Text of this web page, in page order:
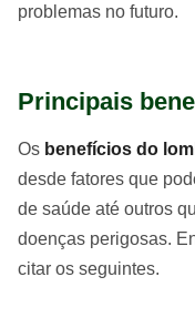
problemas no futuro.
Principais
Os benefícios do
desde fatores que
de saúde até outros
doenças perigosas.
citar os seguintes.